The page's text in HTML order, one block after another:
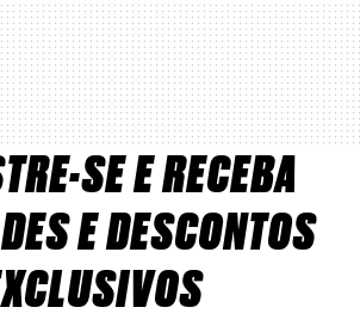
SE E RECEBA
E DESCONTOS